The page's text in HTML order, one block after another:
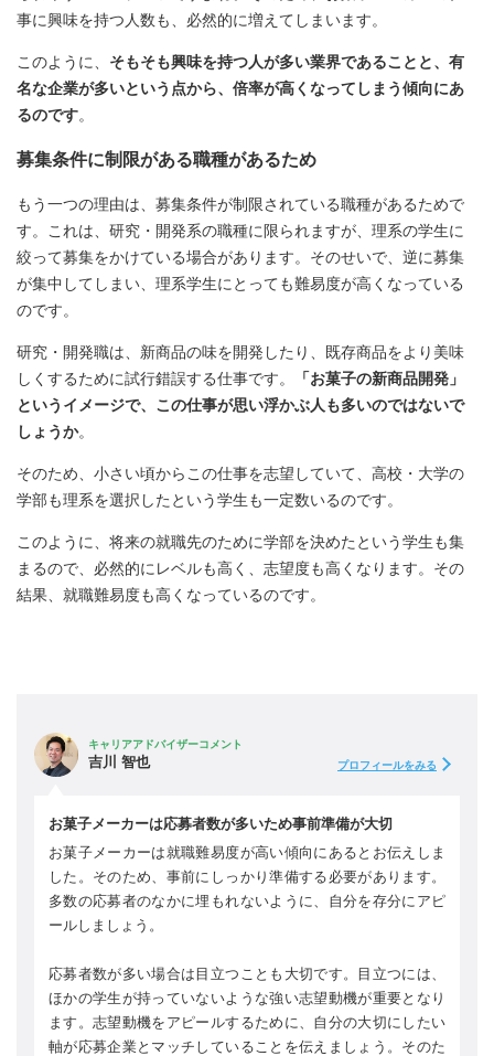
事に興味を持つ人数も、必然的に増えてしまいます。
このように、 そもそも興味を持つ人が多い業界であることと、有
名な企業が多いという点から、倍率が高くなってしまう傾向にあ
るのです。
募集条件に制限がある職種があるため
もう一つの理由は、募集条件が制限されている職種があるためで
す。これは、研究・開発系の職種に限られますが、理系の学生に
絞って募集をかけている場合があります。そのせいで、逆に募集
が集中してしまい、理系学生にとっても難易度が高くなっている
のです。
研究・開発職は、新商品の味を開発したり、既存商品をより美味
しくするために試行錯誤する仕事です。
「お菓子の新商品開発」
というイメージで、この仕事が思い浮かぶ人も多いのではないで
しょうか。
そのため、小さい頃からこの仕事を志望していて、高校・大学の
学部も理系を選択したという学生も一定数いるのです。
このように、将来の就職先のために学部を決めたという学生も集
まるので、必然的にレベルも高く、志望度も高くなります。その
結果、就職難易度も高くなっているのです。
キャリアアドバイザーコメント
吉川 智也 プロフィールをみる
お菓子メーカーは応募者数が多いため事前準備が大切
お菓子メーカーは就職難易度が高い傾向にあるとお伝えしま
した。そのため、事前にしっかり準備する必要があります。
多数の応募者のなかに埋もれないように、自分を存分にアピ
ールしましょう。
応募者数が多い場合は目立つことも大切です。目立つには、
ほかの学生が持っていないような強い志望動機が重要となり
ます。志望動機をアピールするために、自分の大切にしたい
軸が応募企業とマッチしていることを伝えましょう。そのた